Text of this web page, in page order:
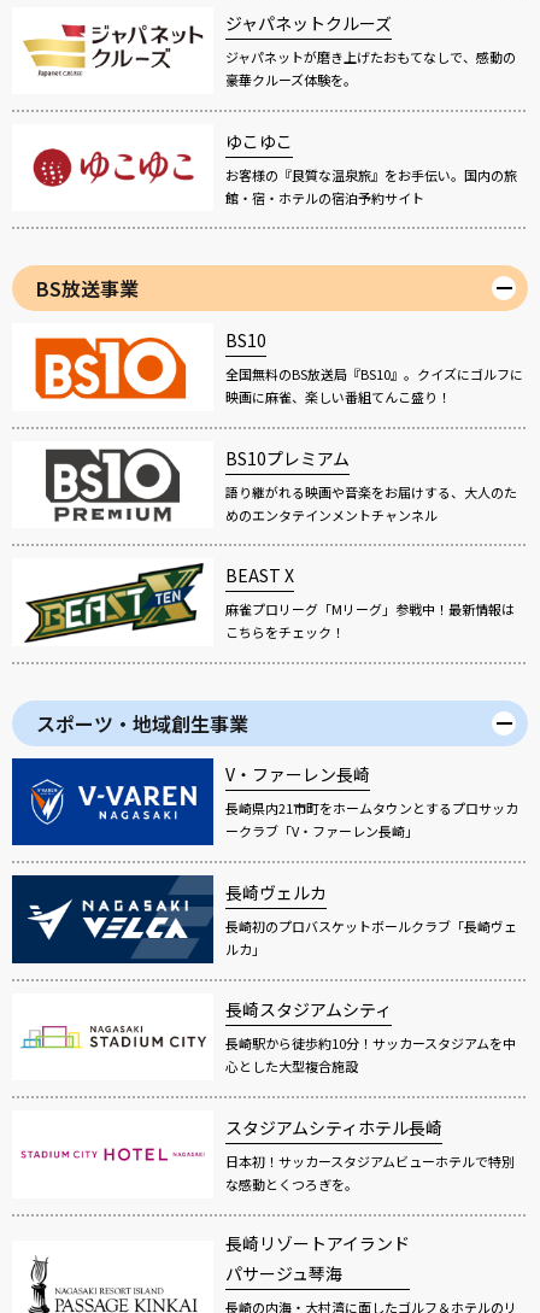
ジャパネットクルーズ
ジャパネットが磨き上げたおもてなしで、感動の
豪華クルーズ体験を。
ゆこゆこ
お客様の『良質な温泉旅』をお手伝い。国内の旅
館・宿・ホテルの宿泊予約サイト
BS放送事業
BS10
全国無料のBS放送局『BS10』。クイズにゴルフに
映画に麻雀、楽しい番組てんこ盛り！
BS10プレミアム
語り継がれる映画や音楽をお届けする、大人のた
めのエンタテインメントチャンネル
BEAST X
麻雀プロリーグ「Mリーグ」参戦中！最新情報は
こちらをチェック！
スポーツ・地域創生事業
V・ファーレン長崎
長崎県内21市町をホームタウンとするプロサッカ
ークラブ「V・ファーレン長崎」
長崎ヴェルカ
長崎初のプロバスケットボールクラブ「長崎ヴェ
ルカ」
長崎スタジアムシティ
長崎駅から徒歩約10分！サッカースタジアムを中
心とした大型複合施設
スタジアムシティホテル長崎
日本初！サッカースタジアムビューホテルで特別
な感動とくつろぎを。
長崎リゾートアイランド
パサージュ琴海
長崎の内海・大村湾に面したゴルフ＆ホテルのリ